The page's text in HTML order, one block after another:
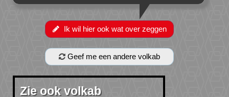
Ik wil hier ook wat over zeggen
Geef me een andere volkab
Zie ook volkab